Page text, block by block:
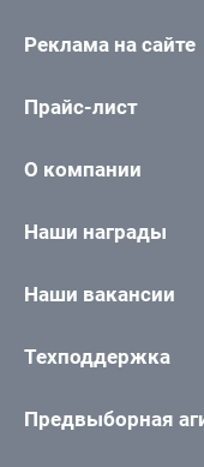
Реклама на сайте
Прайс-лист
О компании
Наши награды
Наши вакансии
Техподдержка
Предвыборная